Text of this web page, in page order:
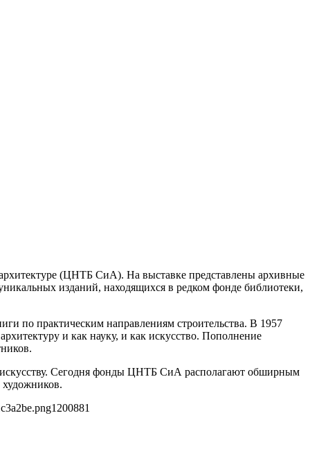
(ЦНТБ СиА). На выставке представлены архивные
изданий, находящихся в редком фонде библиотеки,
по практическим направлениям строительства. В 1957
и как науку, и как искусство. Пополнение
Сегодня фонды ЦНТБ СиА располагают обширным
художников.
1200881